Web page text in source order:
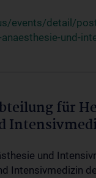
events/detail/
und-
für
und
Intensivmedizin